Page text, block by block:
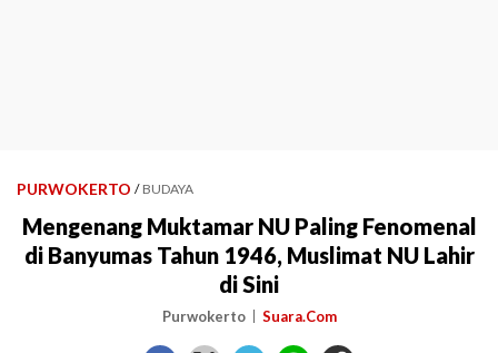
PURWOKERTO / BUDAYA
Mengenang Muktamar NU Paling Fenomenal
di Banyumas Tahun 1946, Muslimat NU Lahir
di Sini
Purwokerto Suara.Com